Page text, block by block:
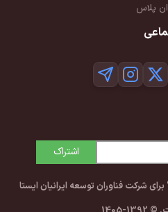
پلاس
اشتراک
شرکت فناوران توسعه ایرانیان ایستا